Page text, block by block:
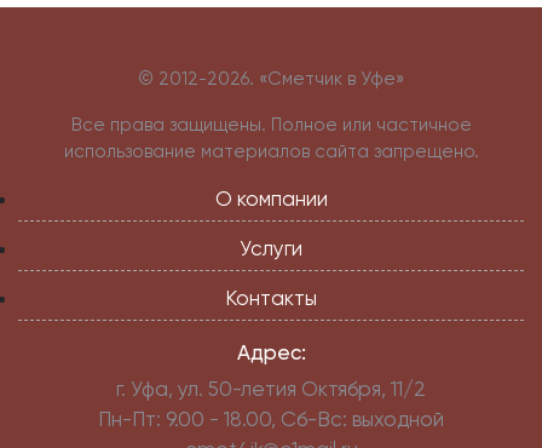
© 2012-2026. «Сметчик в Уфе»
Все права защищены. Полное или частичное
использование материалов сайта запрещено.
О компании
Услуги
Контакты
Адрес:
г. Уфа, ул. 50-летия Октября, 11/2
Пн-Пт: 9.00 - 18.00, Сб-Вс: выходной